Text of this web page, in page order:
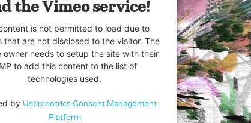
the Vimeo service!
is not permitted to load due to
that are not disclosed to the visitor. The
owner needs to setup the site with their
to add this content to the list of
technologies used.
by Usercentrics Consent Management
Platform